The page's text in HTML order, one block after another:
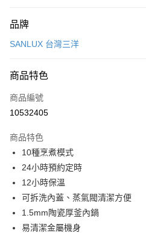
信用卡一次付款
3 期 0 利率 每期
合作金庫商業銀行
上海商業儲蓄銀行
臺灣中小企業銀行
匯豐（台灣）商業銀行
聯邦商業銀行
元大商業銀行
玉山商業銀行
台灣樂天信用卡公司
LINE Pay
Apple Pay
街口支付
悠遊付
全盈+PAY
AFTEE先享後付
相關說明
品牌
SANLUX 台灣三洋
商品特色
商品編號
10532405
商品特色
10種烹煮模式
24小時預約定時
12小時保溫
可拆洗內蓋、蒸氣閥清潔方便
1.5mm陶瓷厚釜內鍋
易清潔金屬機身